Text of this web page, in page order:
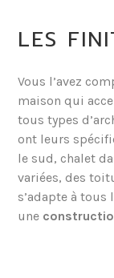
LES
Vous l’avez
maison qui
tous types
ont leurs
le sud, chalet
variées, des
s’adapte à
une